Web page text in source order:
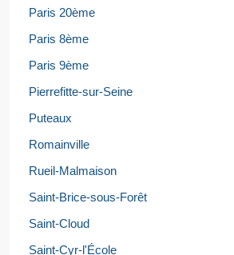
Paris 20ème
Paris 8ème
Paris 9ème
Pierrefitte-sur-Seine
Puteaux
Romainville
Rueil-Malmaison
Saint-Brice-sous-Forêt
Saint-Cloud
Saint-Cyr-l'École